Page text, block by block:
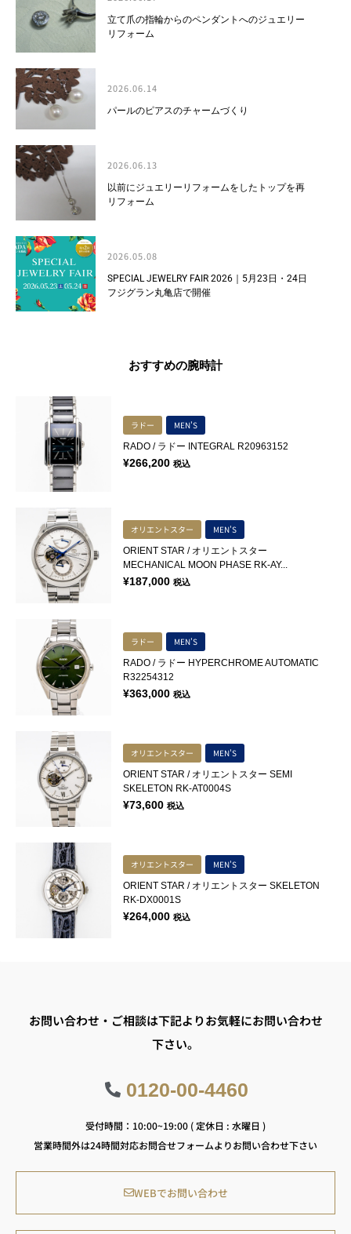
立て爪の指輪からのペンダントへのジュエリー
リフォーム
2026.06.14
パールのピアスのチャームづくり
2026.06.13
以前にジュエリーリフォームをしたトップを再
リフォーム
2026.05.08
SPECIAL JEWELRY FAIR 2026｜5月23日・24日
フジグラン丸亀店で開催
おすすめの腕時計
ラドー MEN'S
RADO / ラドー INTEGRAL R20963152
¥266,200 税込
オリエントスター MEN'S
ORIENT STAR / オリエントスター
MECHANICAL MOON PHASE RK-AY...
¥187,000 税込
ラドー MEN'S
RADO / ラドー HYPERCHROME AUTOMATIC
R32254312
¥363,000 税込
オリエントスター MEN'S
ORIENT STAR / オリエントスター SEMI
SKELETON RK-AT0004S
¥73,600 税込
オリエントスター MEN'S
ORIENT STAR / オリエントスター SKELETON
RK-DX0001S
¥264,000 税込
お問い合わせ・ご相談は下記よりお気軽にお問い合わせ
下さい。
0120-00-4460
受付時間：10:00~19:00 ( 定休日 : 水曜日 )
営業時間外は24時間対応お問合せフォームよりお問い合わせ下さい
WEBでお問い合わせ